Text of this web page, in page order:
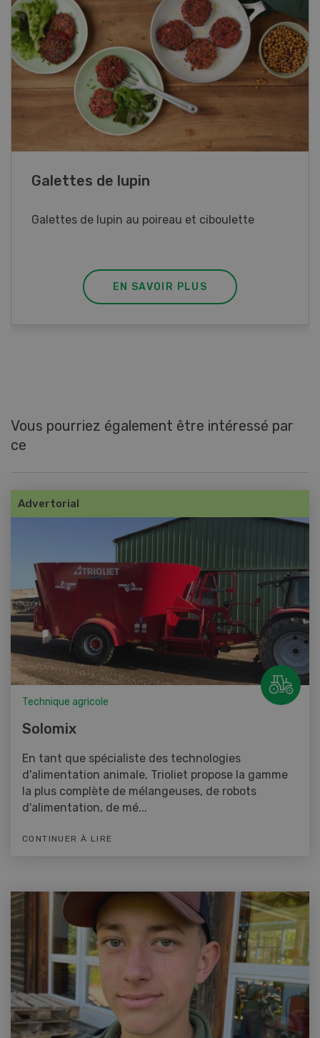
Rouleaux de printemps
Rouleaux de printemps aux poulet
EN SAVOIR PLUS
Vous pourriez également être intéressé par
ce
Advertorial
Technique agricole
Solomix
En tant que spécialiste des technologies
d'alimentation animale, Trioliet propose la gamme
la plus complète de mélangeuses, de robots
d'alimentation, de mé...
CONTINUER À LIRE